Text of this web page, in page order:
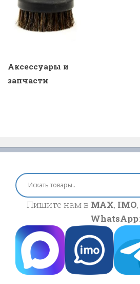
Аксессуары и
запчасти
Пишите нам в MAX, IMO,
WhatsApp: